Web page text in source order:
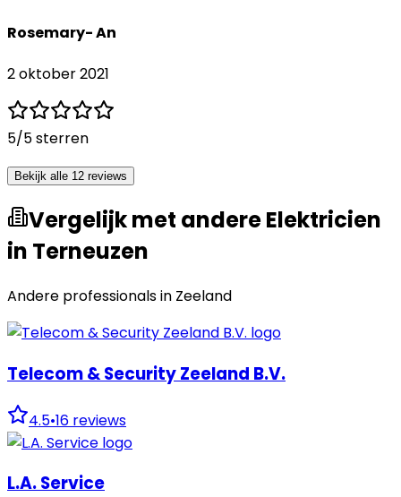
Rosemary- An
2 oktober 2021
5/5 sterren
Bekijk alle 12 reviews
Vergelijk met andere Elektricien
in Terneuzen
Andere professionals in Zeeland
Telecom & Security Zeeland B.V.
4.5•16 reviews
L.A. Service